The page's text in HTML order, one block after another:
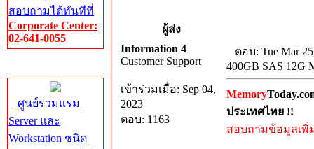
สอบถามได้ทันทีที่
Corporate Center:
02-641-0055
ศูนย์รวมแรม
Server และ
Workstation ชนิด
ผู้ส่ง
Information 4
Customer Support
เข้าร่วมเมื่อ: Sep 04,
2023
ตอบ: 1163
ตอบ: Tue Mar
400GB SAS 12G
Memory
ประเทศไทย !!
สอบถามข้อมูลเพิ่